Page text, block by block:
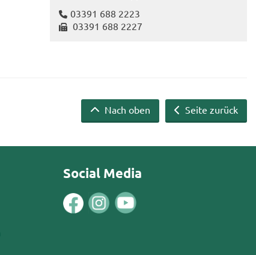
03391 688 2223
03391 688 2227
Seite zurück
Nach oben
Social Media